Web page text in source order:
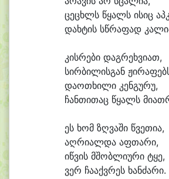
ცეცხლს წყალს ისიც აპ
დახტის სწრაფად კალი
კისრები დაგრეხვიათ,
სირბილისგან ჟირა
დაოთხილი კენგურუ,
ჩანთითაც წყალს მიათ
ეს ხომ ზღვაში წვეთია,
აღრიალდა აფთარი,
იწვის მშობლიური ტყე,
ვერ ჩააქვრეს ხანძარი.